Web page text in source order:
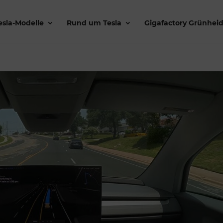
Modelle Rund um Tesla Gigafactory